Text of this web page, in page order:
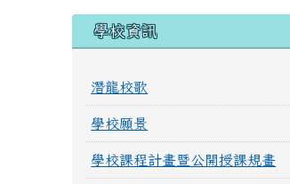
學校資訊
潛龍校歌
學校願景
學校課程計畫暨公開授課規畫